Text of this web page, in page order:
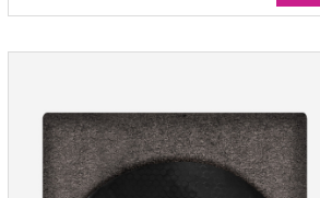
Longboard sock cover 9'6'' - Funda de surf,
JUST